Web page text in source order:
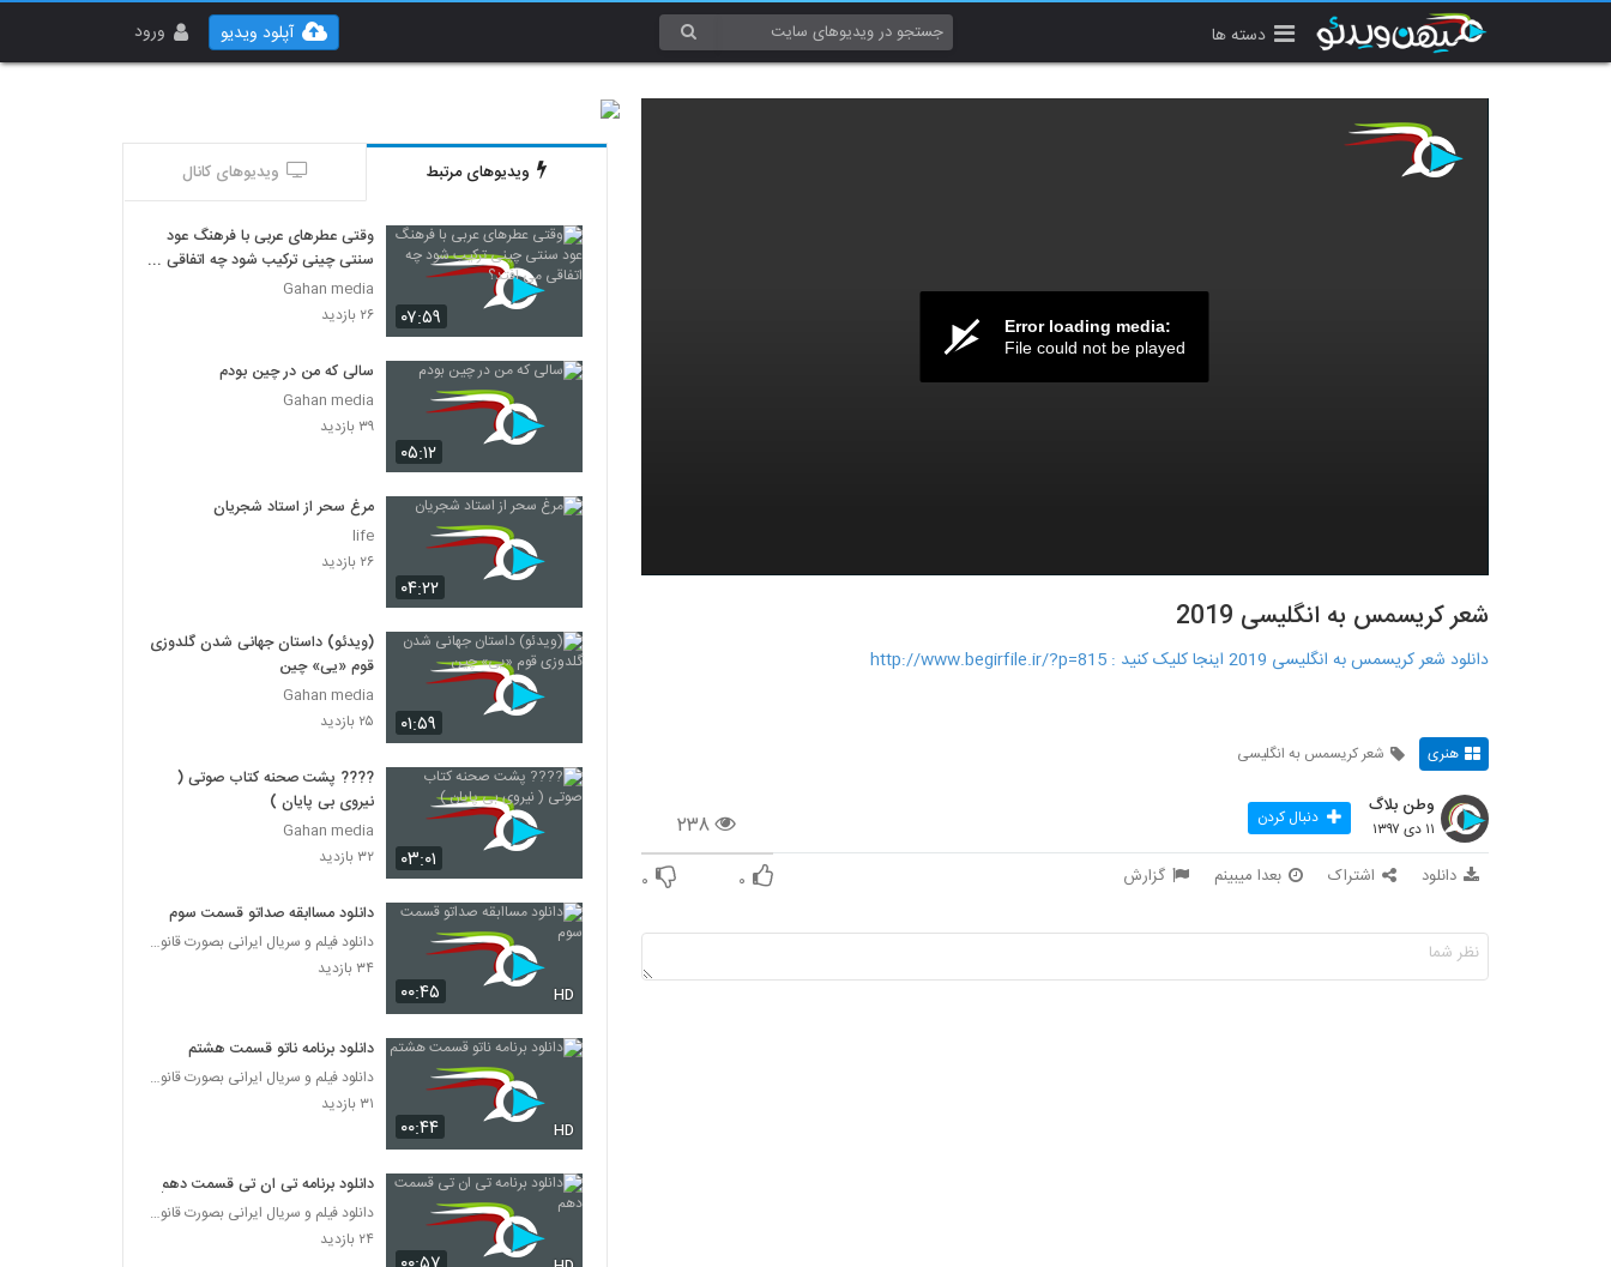
دسته ها ورود آپلود ویدیو
Error loading media:
File could not be played
شعر کریسمس به انگلیسی 2019
دانلود شعر کریسمس به انگلیسی 2019 اينجا کليک کنيد : http://www.begirfile.ir/?p=815
هنری شعر کریسمس به انگلیسی
۲۳۸
وطن بلاگ
۱۱ دی ۱۳۹۷ دنبال کردن
دانلود اشتراک بعدا میبینم گزارش ۰ ۰
ویدیوهای مرتبط ویدیوهای کانال
۰۷:۵۹
وقتی عطرهای عربی با فرهنگ عود
سنتی چینی ترکیب شود چه اتفاقی
می افتد؟
Gahan media
۲۶ بازدید
۰۵:۱۲
سالی که من در چین بودم
Gahan media
۳۹ بازدید
۰۴:۲۲
مرغ سحر از استاد شجریان
life
۲۶ بازدید
۰۱:۵۹
(ویدئو) داستان جهانی شدن گلدوزی
قوم «یی» چین
Gahan media
۲۵ بازدید
۰۳:۰۱
???? پشت صحنه کتاب صوتی (
نیروی بی پایان )
Gahan media
۳۲ بازدید
۰۰:۴۵ HD
دانلود مساابقه صداتو قسمت سوم
دانلود فیلم و سریال ایرانی بصورت قانونی
۳۴ بازدید
۰۰:۴۴ HD
دانلود برنامه ناتو قسمت هشتم
دانلود فیلم و سریال ایرانی بصورت قانونی
۳۱ بازدید
دانلود برنامه تی ان تی قسمت دهم
دانلود فیلم و سریال ایرانی بصورت قانونی
۲۴ بازدید